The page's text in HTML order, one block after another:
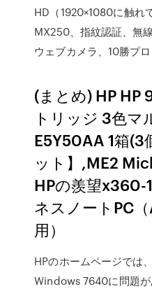
HD（1920×1080に触れ
MX250、指紋認証、無
ウェブカメラ、10勝プロ
(まとめ) HP HP
トリッジ 3色マ
E5Y50AA 1箱(3
ット】,ME2
HPの羨望x360-
ネスノートPC
用）
HPのホームページでは
Windows 7640に問題が